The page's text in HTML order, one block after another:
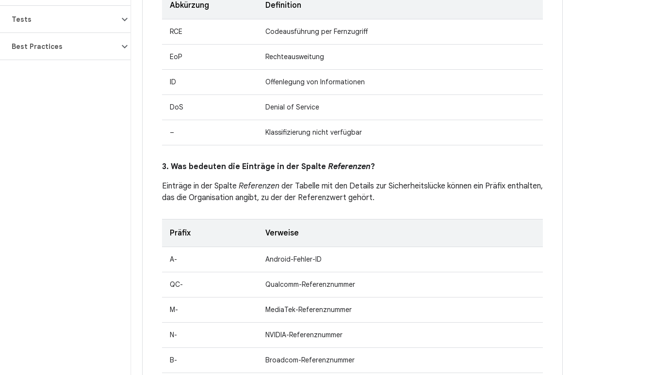
Tests
Best Practices
Abkürzung Definition
RCE Codeausführung per Fernzugriff
EoP Rechteausweitung
ID Offenlegung von Informationen
DoS Denial of Service
– Klassifizierung nicht verfügbar
3. Was bedeuten die Einträge in der Spalte Referenzen?
Einträge in der Spalte Referenzen der Tabelle mit den Details zur Sicherheitslücke können ein Präfix enthalten,
das die Organisation angibt, zu der der Referenzwert gehört.
Präfix Verweise
A- Android-Fehler-ID
QC- Qualcomm-Referenznummer
M- MediaTek-Referenznummer
N- NVIDIA-Referenznummer
B- Broadcom-Referenznummer